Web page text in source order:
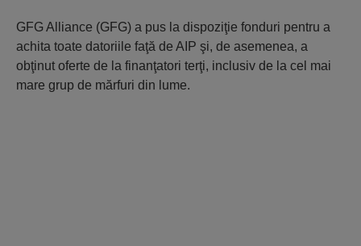
GFG Alliance (GFG) a pus la dispoziţie fonduri pentru a
achita toate datoriile faţă de AIP şi, de asemenea, a
obţinut oferte de la finanţatori terţi, inclusiv de la cel mai
mare grup de mărfuri din lume.